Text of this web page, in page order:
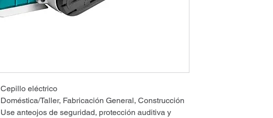
Cepillo eléctrico
Doméstica/Taller, Fabricación General, Construcción
Use anteojos de seguridad, protección auditiva y